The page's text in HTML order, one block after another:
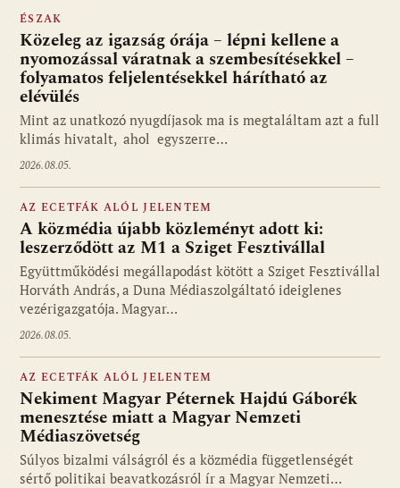
ÉSZAK
Közeleg az igazság órája – lépni kellene a
nyomozással váratnak a szembesítésekkel –
folyamatos feljelentésekkel hárítható az
elévülés
Mint az unatkozó nyugdíjasok ma is megtaláltam azt a full
klimás hivatalt, ahol egyszerre…
2026.08.05.
AZ ECETFÁK ALÓL JELENTEM
A közmédia újabb közleményt adott ki:
leszerződött az M1 a Sziget Fesztivállal
Együttműködési megállapodást kötött a Sziget Fesztivállal
Horváth András, a Duna Médiaszolgáltató ideiglenes
vezérigazgatója. Magyar…
2026.08.05.
AZ ECETFÁK ALÓL JELENTEM
Nekiment Magyar Péternek Hajdú Gáborék
menesztése miatt a Magyar Nemzeti
Médiaszövetség
Súlyos bizalmi válságról és a közmédia függetlenségét
sértő politikai beavatkozásról ír a Magyar Nemzeti…